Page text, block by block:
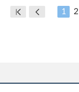
1 2